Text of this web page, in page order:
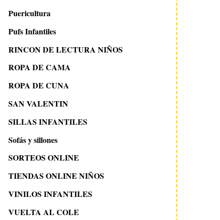
Puericultura
Pufs Infantiles
RINCON DE LECTURA NIÑOS
ROPA DE CAMA
ROPA DE CUNA
SAN VALENTIN
SILLAS INFANTILES
Sofás y sillones
SORTEOS ONLINE
TIENDAS ONLINE NIÑOS
VINILOS INFANTILES
VUELTA AL COLE